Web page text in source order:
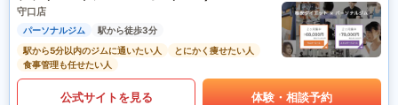
守口店
パーソナルジム
駅から徒歩3分
駅から5分以内のジムに通いたい人
とにかく痩せたい人
食事管理も任せたい人
公式サイトを見る 体験・相談予約